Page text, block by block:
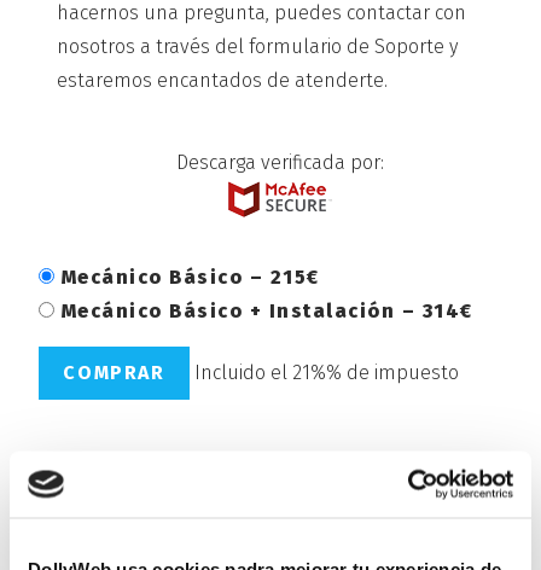
hacernos una pregunta, puedes contactar con
nosotros a través del formulario de Soporte y
estaremos encantados de atenderte.
Descarga verificada por:
Mecánico Básico – 215€
Mecánico Básico + Instalación – 314€
COMPRAR Incluido el 21%% de impuesto
DESCARGAS VERIFICADAS